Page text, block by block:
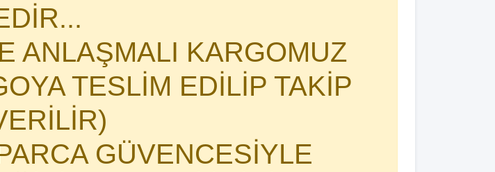
ANLAŞMALI KARGOMUZ
TESLİM EDİLİP TAKİP
GÜVENCESİYLE